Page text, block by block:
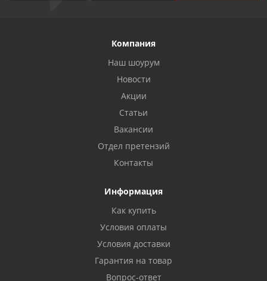
Компания
Наш шоурум
Новости
Акции
Статьи
Вакансии
Отдел претензий
Контакты
Информация
Как купить
Условия оплаты
Условия доставки
Гарантия на товар
Вопрос-ответ